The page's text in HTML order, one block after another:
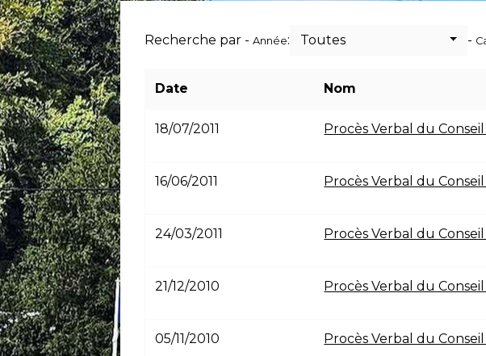
Recherche par -Année: Toutes -
Date Nom
18/07/2011 Procès Verbal du
16/06/2011 Procès Verbal du
24/03/2011 Procès Verbal du
21/12/2010 Procès Verbal du
05/11/2010 Procès Verbal du